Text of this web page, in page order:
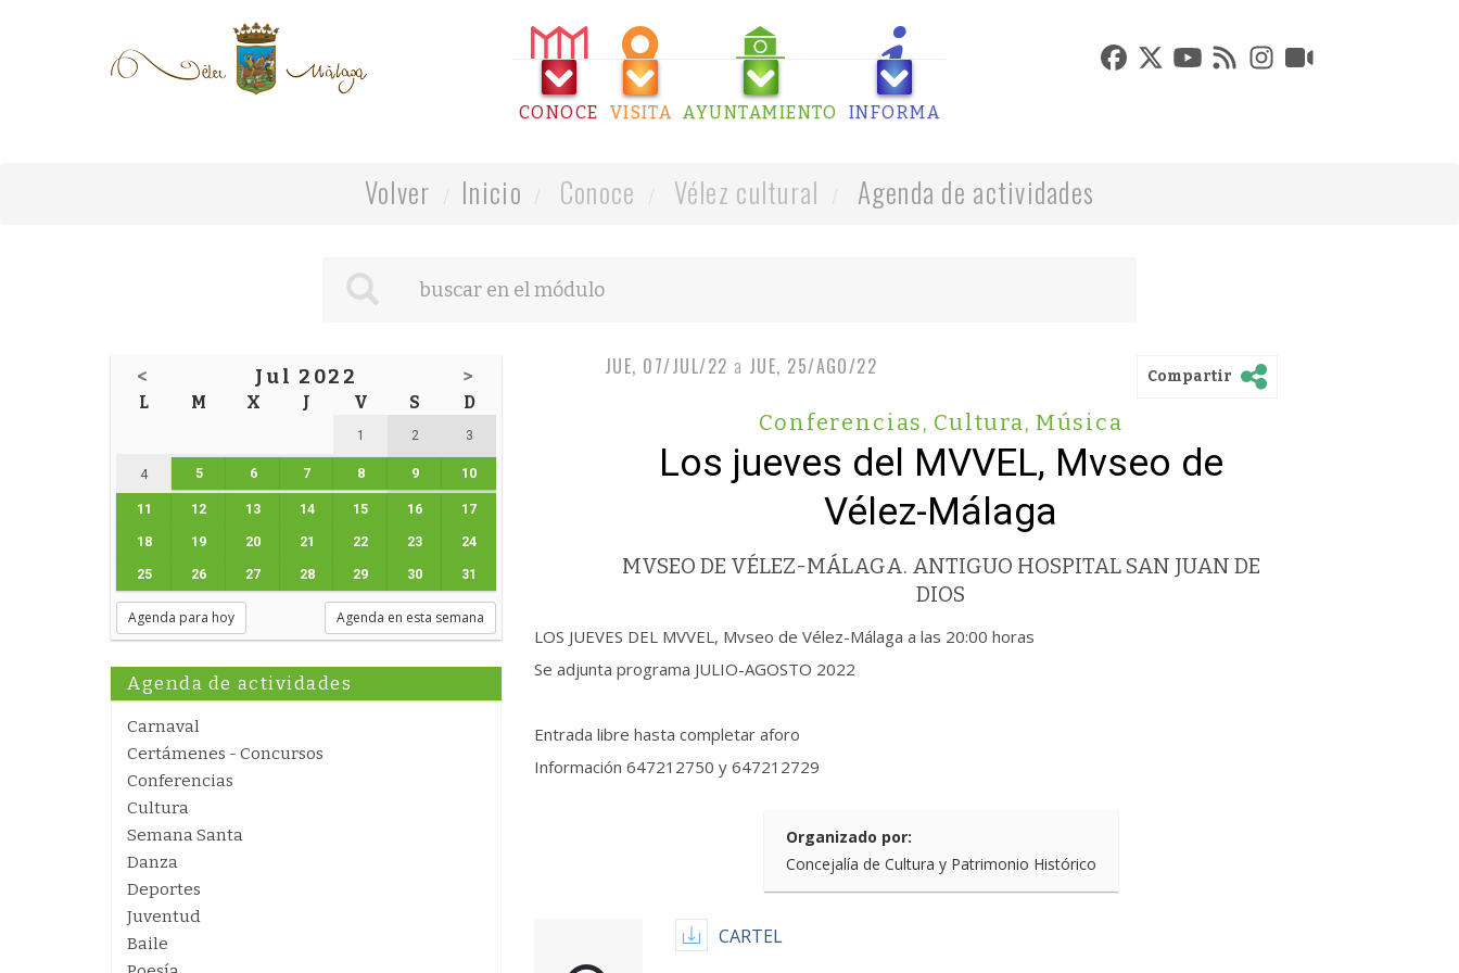
CONOCE VISITA AYUNTAMIENTO INFORMA
Volver Inicio Conoce Vélez cultural Agenda de actividades
< Jul 2022 >
L M X J V S D
1 2 3
4 5 6 7 8 9 10
11 12 13 14 15 16 17
18 19 20 21 22 23 24
25 26 27 28 29 30 31
Agenda para hoy Agenda en esta semana
Agenda de actividades
Carnaval
Certámenes - Concursos
Conferencias
Cultura
Semana Santa
Danza
Deportes
Juventud
Baile
JUE, 07/JUL/22 a JUE, 25/AGO/22 Compartir
Conferencias, Cultura, Música
Los jueves del MVVEL, Mvseo de
Vélez-Málaga
MVSEO DE VÉLEZ-MÁLAGA. ANTIGUO HOSPITAL SAN JUAN DE
DIOS
LOS JUEVES DEL MVVEL, Mvseo de Vélez-Málaga a las 20:00 horas
Se adjunta programa JULIO-AGOSTO 2022
Entrada libre hasta completar aforo
Información 647212750 y 647212729
Organizado por:
Concejalía de Cultura y Patrimonio Histórico
CARTEL